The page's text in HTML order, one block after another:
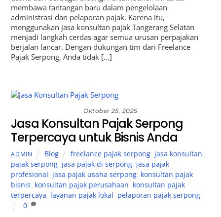
membawa tantangan baru dalam pengelolaan
administrasi dan pelaporan pajak. Karena itu,
menggunakan jasa konsultan pajak Tangerang Selatan
menjadi langkah cerdas agar semua urusan perpajakan
berjalan lancar. Dengan dukungan tim dari Freelance
Pajak Serpong, Anda tidak […]
Oktober 25, 2025
Jasa Konsultan Pajak Serpong
Terpercaya untuk Bisnis Anda
ADMIN Blog freelance pajak serpong, jasa konsultan
pajak serpong jasa pajak di serpong jasa pajak
profesional jasa pajak usaha serpong konsultan pajak
bisnis konsultan pajak perusahaan konsultan pajak
terpercaya layanan pajak lokal pelaporan pajak serpong
0